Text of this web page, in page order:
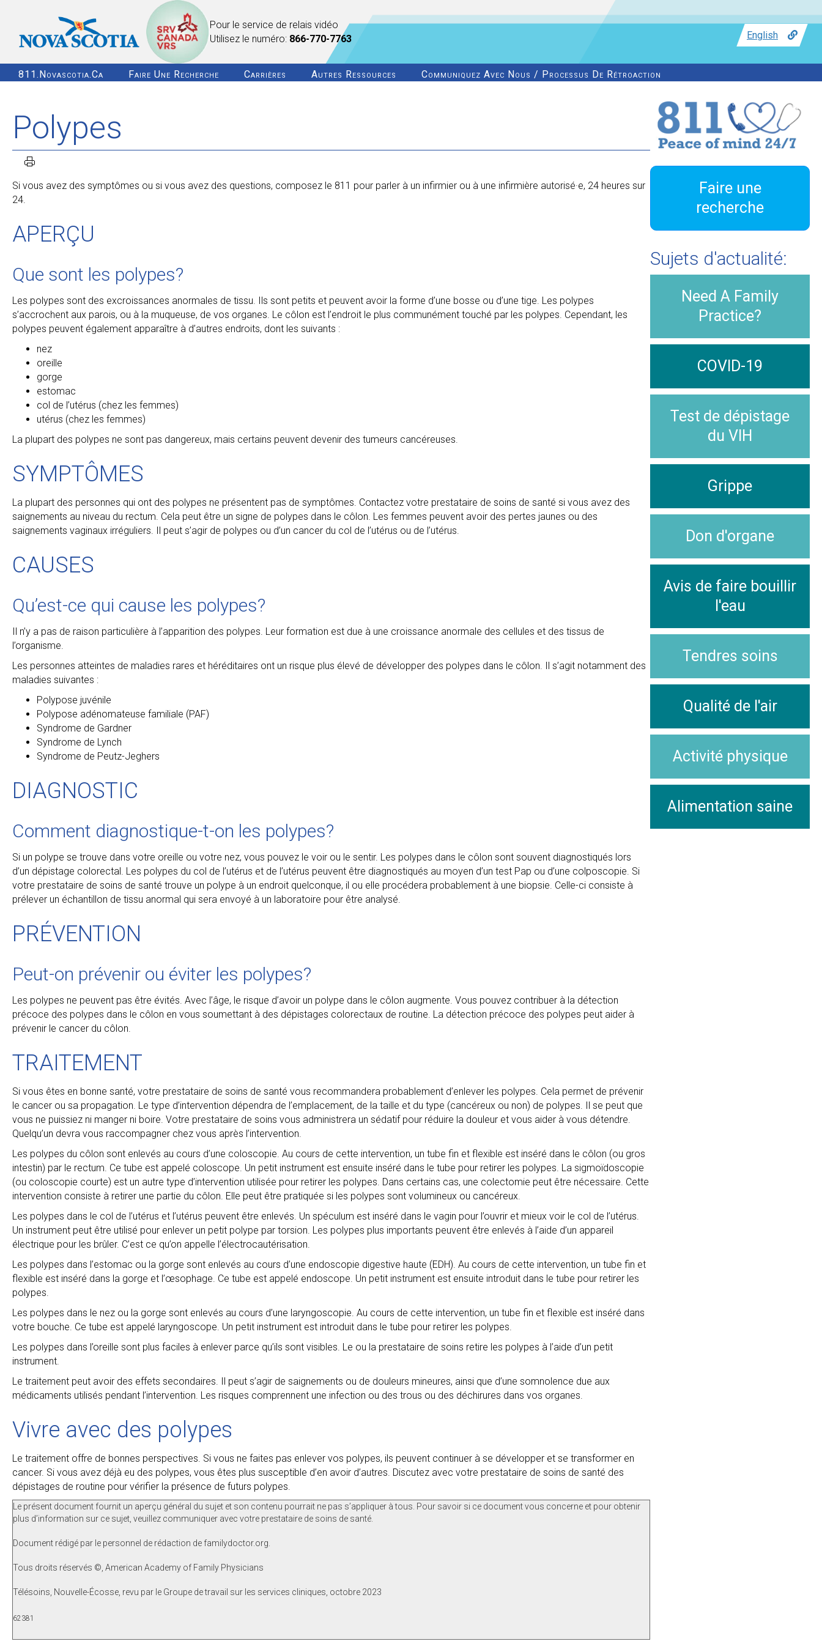
Pour le service de relais vidéo
Utilisez le numéro: 866-770-7763 English
811.novascotia.ca Faire Une Recherche Carrières Autres Ressources Communiquez Avec Nous / Processus De Rétroaction
Polypes
Si vous avez des symptômes ou si vous avez des questions, composez le 811 pour parler à un infirmier ou à une infirmière autorisé·e, 24 heures sur
24.
APERÇU
Que sont les polypes?
Les polypes sont des excroissances anormales de tissu. Ils sont petits et peuvent avoir la forme d’une bosse ou d’une tige. Les polypes
s’accrochent aux parois, ou à la muqueuse, de vos organes. Le côlon est l’endroit le plus communément touché par les polypes. Cependant, les
polypes peuvent également apparaître à d’autres endroits, dont les suivants :
nez
oreille
gorge
estomac
col de l’utérus (chez les femmes)
utérus (chez les femmes)
La plupart des polypes ne sont pas dangereux, mais certains peuvent devenir des tumeurs cancéreuses.
SYMPTÔMES
La plupart des personnes qui ont des polypes ne présentent pas de symptômes. Contactez votre prestataire de soins de santé si vous avez des
saignements au niveau du rectum. Cela peut être un signe de polypes dans le côlon. Les femmes peuvent avoir des pertes jaunes ou des
saignements vaginaux irréguliers. Il peut s’agir de polypes ou d’un cancer du col de l’utérus ou de l’utérus.
CAUSES
Qu’est-ce qui cause les polypes?
Il n’y a pas de raison particulière à l’apparition des polypes. Leur formation est due à une croissance anormale des cellules et des tissus de
l’organisme.
Les personnes atteintes de maladies rares et héréditaires ont un risque plus élevé de développer des polypes dans le côlon. Il s’agit notamment des
maladies suivantes :
Polypose juvénile
Polypose adénomateuse familiale (PAF)
Syndrome de Gardner
Syndrome de Lynch
Syndrome de Peutz-Jeghers
DIAGNOSTIC
Comment diagnostique-t-on les polypes?
Si un polype se trouve dans votre oreille ou votre nez, vous pouvez le voir ou le sentir. Les polypes dans le côlon sont souvent diagnostiqués lors
d’un dépistage colorectal. Les polypes du col de l’utérus et de l’utérus peuvent être diagnostiqués au moyen d’un test Pap ou d’une colposcopie. Si
votre prestataire de soins de santé trouve un polype à un endroit quelconque, il ou elle procédera probablement à une biopsie. Celle-ci consiste à
prélever un échantillon de tissu anormal qui sera envoyé à un laboratoire pour être analysé.
PRÉVENTION
Peut-on prévenir ou éviter les polypes?
Les polypes ne peuvent pas être évités. Avec l’âge, le risque d’avoir un polype dans le côlon augmente. Vous pouvez contribuer à la détection
précoce des polypes dans le côlon en vous soumettant à des dépistages colorectaux de routine. La détection précoce des polypes peut aider à
prévenir le cancer du côlon.
TRAITEMENT
Si vous êtes en bonne santé, votre prestataire de soins de santé vous recommandera probablement d’enlever les polypes. Cela permet de prévenir
le cancer ou sa propagation. Le type d’intervention dépendra de l’emplacement, de la taille et du type (cancéreux ou non) de polypes. Il se peut que
vous ne puissiez ni manger ni boire. Votre prestataire de soins vous administrera un sédatif pour réduire la douleur et vous aider à vous détendre.
Quelqu’un devra vous raccompagner chez vous après l’intervention.
Les polypes du côlon sont enlevés au cours d’une coloscopie. Au cours de cette intervention, un tube fin et flexible est inséré dans le côlon (ou gros
intestin) par le rectum. Ce tube est appelé coloscope. Un petit instrument est ensuite inséré dans le tube pour retirer les polypes. La sigmoïdoscopie
(ou coloscopie courte) est un autre type d’intervention utilisée pour retirer les polypes. Dans certains cas, une colectomie peut être nécessaire. Cette
intervention consiste à retirer une partie du côlon. Elle peut être pratiquée si les polypes sont volumineux ou cancéreux.
Les polypes dans le col de l’utérus et l’utérus peuvent être enlevés. Un spéculum est inséré dans le vagin pour l’ouvrir et mieux voir le col de l’utérus.
Un instrument peut être utilisé pour enlever un petit polype par torsion. Les polypes plus importants peuvent être enlevés à l’aide d’un appareil
électrique pour les brûler. C’est ce qu’on appelle l’électrocautérisation.
Les polypes dans l’estomac ou la gorge sont enlevés au cours d’une endoscopie digestive haute (EDH). Au cours de cette intervention, un tube fin et
flexible est inséré dans la gorge et l’œsophage. Ce tube est appelé endoscope. Un petit instrument est ensuite introduit dans le tube pour retirer les
polypes.
Les polypes dans le nez ou la gorge sont enlevés au cours d’une laryngoscopie. Au cours de cette intervention, un tube fin et flexible est inséré dans
votre bouche. Ce tube est appelé laryngoscope. Un petit instrument est introduit dans le tube pour retirer les polypes.
Les polypes dans l’oreille sont plus faciles à enlever parce qu’ils sont visibles. Le ou la prestataire de soins retire les polypes à l’aide d’un petit
instrument.
Le traitement peut avoir des effets secondaires. Il peut s’agir de saignements ou de douleurs mineures, ainsi que d’une somnolence due aux
médicaments utilisés pendant l’intervention. Les risques comprennent une infection ou des trous ou des déchirures dans vos organes.
Vivre avec des polypes
Le traitement offre de bonnes perspectives. Si vous ne faites pas enlever vos polypes, ils peuvent continuer à se développer et se transformer en
cancer. Si vous avez déjà eu des polypes, vous êtes plus susceptible d’en avoir d’autres. Discutez avec votre prestataire de soins de santé des
dépistages de routine pour vérifier la présence de futurs polypes.
Le présent document fournit un aperçu général du sujet et son contenu pourrait ne pas s’appliquer à tous. Pour savoir si ce document vous concerne et pour obtenir
plus d’information sur ce sujet, veuillez communiquer avec votre prestataire de soins de santé.
Document rédigé par le personnel de rédaction de familydoctor.org.
Tous droits réservés ©, American Academy of Family Physicians
Télésoins, Nouvelle-Écosse, revu par le Groupe de travail sur les services cliniques, octobre 2023
62381
Faire une
recherche
Sujets d'actualité:
Need A Family
Practice?
COVID-19
Test de dépistage
du VIH
Grippe
Don d'organe
Avis de faire bouillir
l'eau
Tendres soins
Qualité de l'air
Activité physique
Alimentation saine